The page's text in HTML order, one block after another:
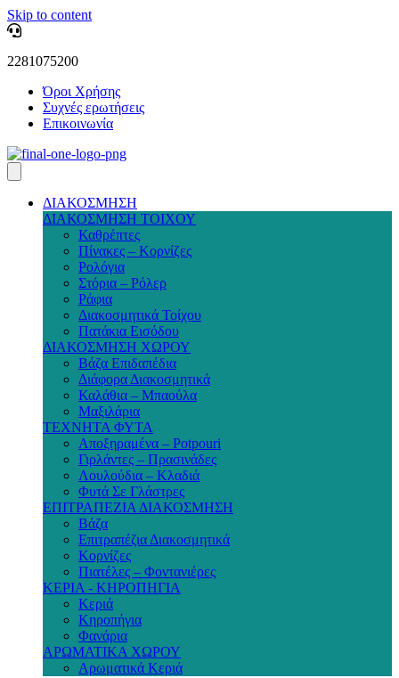
Skip to content
2281075200
Όροι Χρήσης
Συχνές ερωτήσεις
Επικοινωνία
ΔΙΑΚΟΣΜΗΣΗ
ΔΙΑΚΟΣΜΗΣΗ ΤΟΙΧΟΥ
Καθρέπτες
Πίνακες – Κορνίζες
Ρολόγια
Στόρια – Ρόλερ
Ράφια
Διακοσμητικά Τοίχου
Πατάκια Εισόδου
ΔΙΑΚΟΣΜΗΣΗ ΧΩΡΟΥ
Βάζα Επιδαπέδια
Διάφορα Διακοσμητικά
Καλάθια – Μπαούλα
Μαξιλάρια
ΤΕΧΝΗΤΑ ΦΥΤΑ
Αποξηραμένα – Potpouri
Γιρλάντες – Πρασινάδες
Λουλούδια – Κλαδιά
Φυτά Σε Γλάστρες
ΕΠΙΤΡΑΠΕΖΙΑ ΔΙΑΚΟΣΜΗΣΗ
Βάζα
Επιτραπέζια Διακοσμητικά
Κορνίζες
Πιατέλες – Φοντανιέρες
ΚΕΡΙΑ - ΚΗΡΟΠΗΓΙΑ
Κεριά
Κηροπήγια
Φανάρια
ΑΡΩΜΑΤΙΚΑ ΧΩΡΟΥ
Αρωματικά Κεριά